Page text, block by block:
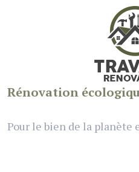
Rénovation
Pour le bien de la planète